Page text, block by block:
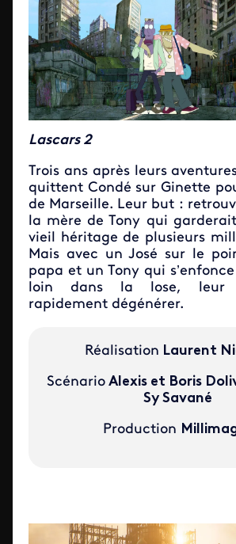
Lascars 2
Trois ans après leurs
quittent Condé sur Ginette
de Marseille. Leur but :
la mère de Tony qui
vieil héritage de plusieurs
Mais avec un José sur le
papa et un Tony qui
loin dans la lose, leur
rapidement dégénérer.
Réalisation Laurent
Scénario Alexis et Boris
Sy Savané
Production